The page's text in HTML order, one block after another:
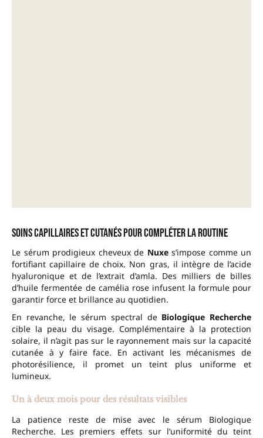
Soins capillaires et cutanés pour compléter la routine
Le sérum prodigieux cheveux de Nuxes’impose comme un
fortifiant capillaire de choix. Non gras, il intègre de l’acide
hyaluronique et de l’extrait d’amla. Des milliers de billes
d’huile fermentée de camélia rose infusent la formule pour
garantir force et brillance au quotidien.
En revanche, le sérum spectral de Biologique Recherche
cible la peau du visage. Complémentaire à la protection
solaire, il n’agit pas sur le rayonnement mais sur la capacité
cutanée à y faire face. En activant les mécanismes de
photorésilience, il promet un teint plus uniforme et
lumineux.
Un à deux mois pour des résultats visibles
La patience reste de mise avec le sérum Biologique
Recherche. Les premiers effets sur l’uniformité du teint